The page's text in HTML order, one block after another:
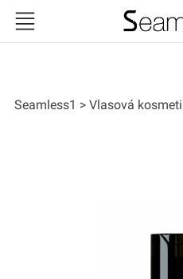
Seamless1 Vlasová